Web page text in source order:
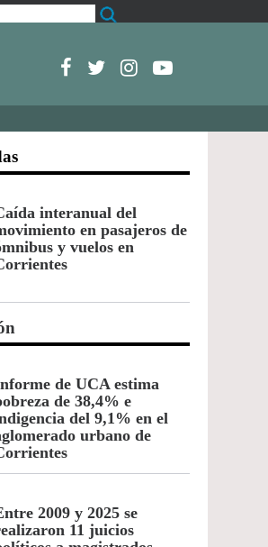
interanual del
en pasajeros de
y vuelos en
de UCA estima
de 38,4% e
del 9,1% en el
urbano de
2009 y 2025 se
11 juicios